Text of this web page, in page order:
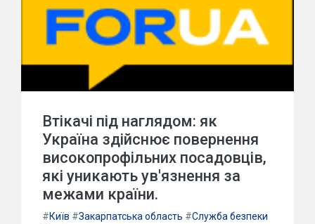
Втікачі під наглядом: як
Україна здійснює повернення
високопрофільних посадовців,
які уникають ув'язнення за
межами країни.
#Київ #Закарпатська область #Служба безпеки